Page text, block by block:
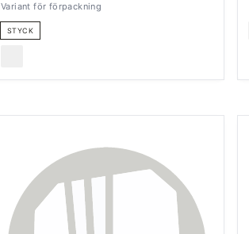
Variant för förpackning
STYCK